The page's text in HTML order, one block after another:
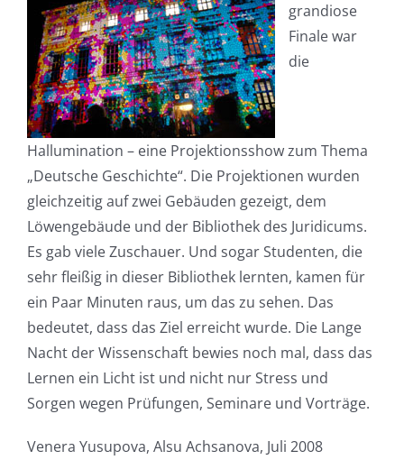
grandiose
Finale war
die
Hallumination – eine Projektionsshow zum Thema
„Deutsche Geschichte“. Die Projektionen wurden
gleichzeitig auf zwei Gebäuden gezeigt, dem
Löwengebäude und der Bibliothek des Juridicums.
Es gab viele Zuschauer. Und sogar Studenten, die
sehr fleißig in dieser Bibliothek lernten, kamen für
ein Paar Minuten raus, um das zu sehen. Das
bedeutet, dass das Ziel erreicht wurde. Die Lange
Nacht der Wissenschaft bewies noch mal, dass das
Lernen ein Licht ist und nicht nur Stress und
Sorgen wegen Prüfungen, Seminare und Vorträge.
Venera Yusupova, Alsu Achsanova, Juli 2008